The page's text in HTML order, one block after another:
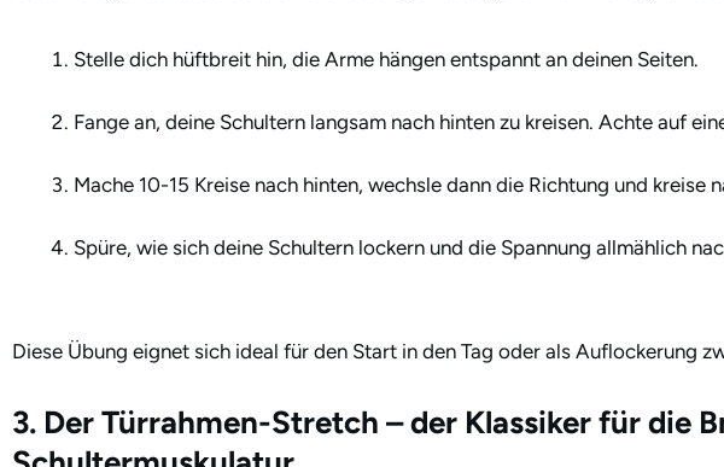
Stelle dich hüftbreit hin, die Arme hängen entspannt an deinen Seiten.
Fange an, deine Schultern langsam nach hinten zu kreisen. Achte auf
Mache 10-15 Kreise nach hinten, wechsle dann die Richtung und kreise
Spüre, wie sich deine Schultern lockern und die Spannung allmählich
Diese Übung eignet sich ideal für den Start in den Tag oder als Auflockerung
3. Der Türrahmen-Stretch – der Klassiker für die